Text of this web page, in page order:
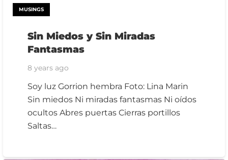
MUSINGS
Sin Miedos y Sin Miradas
Fantasmas
8 years ago
Soy luz Gorrion hembra Foto: Lina Marin
Sin miedos Ni miradas fantasmas Ni oídos
ocultos Abres puertas Cierras portillos
Saltas…